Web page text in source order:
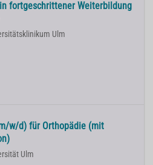
fortgeschrittener Weiterbildung
Ulm
w/d) für Orthopädie (mit
Ulm